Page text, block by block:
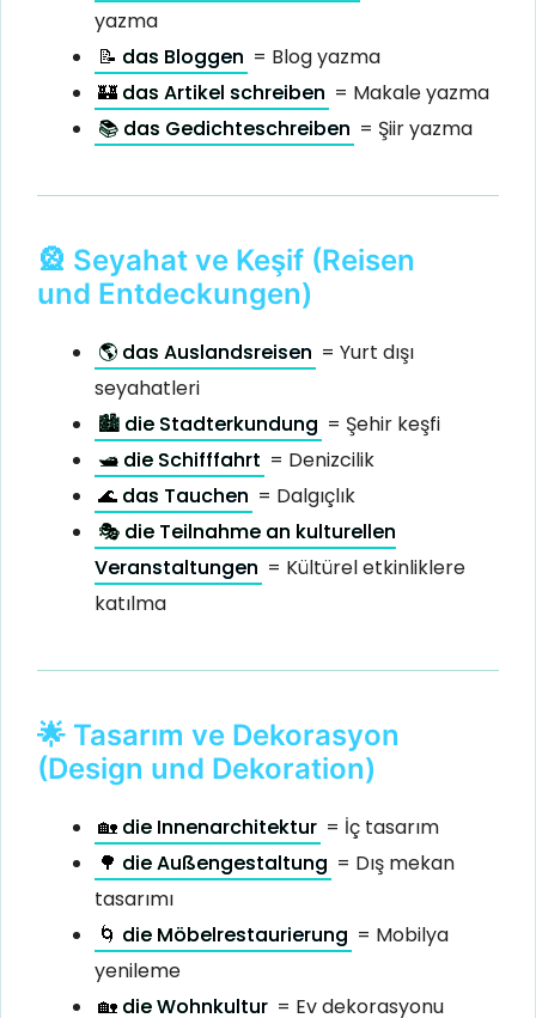
yazma
📝 das Bloggen = Blog yazma
🏰 das Artikel schreiben = Makale yazma
📚 das Gedichteschreiben = Şiir yazma
🎡 Seyahat ve Keşif (Reisen
und Entdeckungen)
🌎 das Auslandsreisen = Yurt dışı
seyahatleri
🏙 die Stadterkundung = Şehir keşfi
🛥 die Schifffahrt = Denizcilik
🌊 das Tauchen = Dalgıçlık
🎭 die Teilnahme an kulturellen
Veranstaltungen = Kültürel etkinliklere
katılma
🌟 Tasarım ve Dekorasyon
(Design und Dekoration)
🏡 die Innenarchitektur = İç tasarım
🌳 die Außengestaltung = Dış mekan
tasarımı
🌀 die Möbelrestaurierung = Mobilya
yenileme
🏡 die Wohnkultur = Ev dekorasyonu